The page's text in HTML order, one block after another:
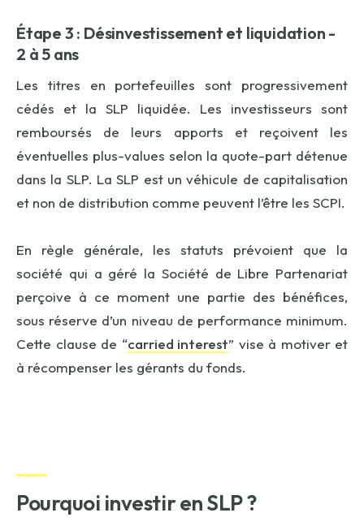
Étape 3 : Désinvestissement et liquidation -
2 à 5 ans
Les titres en portefeuilles sont progressivement
cédés et la SLP liquidée. Les investisseurs sont
remboursés de leurs apports et reçoivent les
éventuelles plus-values selon la quote-part détenue
dans la SLP. La SLP est un véhicule de capitalisation
et non de distribution comme peuvent l’être les SCPI.
En règle générale, les statuts prévoient que la
société qui a géré la Société de Libre Partenariat
perçoive à ce moment une partie des bénéfices,
sous réserve d’un niveau de performance minimum.
Cette clause de “carried interest” vise à motiver et
à récompenser les gérants du fonds.
Pourquoi investir en SLP ?